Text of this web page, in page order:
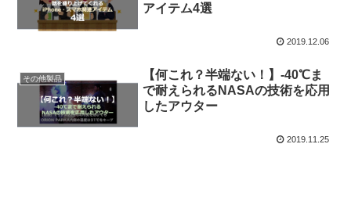
アイテム4選
2019.12.06
その他製品
【何これ？半端ない！】-40℃ま
で耐えられるNASAの技術を応用
したアウター
2019.11.25